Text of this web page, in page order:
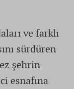
ve farklı
sürdüren
şehrin
esnafına